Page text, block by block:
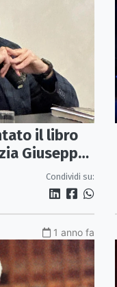
il libro
Giuseppe
Condividi su:
1 anno fa